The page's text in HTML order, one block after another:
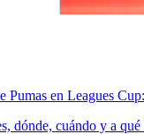
en Leagues
dónde, cuándo y a